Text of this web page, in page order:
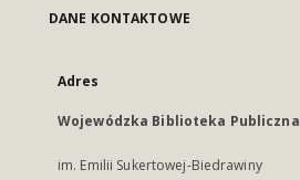
DANE KONTAKTOWE
Adres
Wojewódzka Biblioteka Publiczna
im. Emilii Sukertowej-Biedrawiny